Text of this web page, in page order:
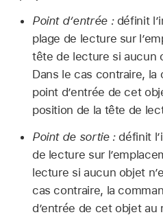
Point d’entrée :définit
plage de lecture sur
tête de lecture si aucun
Dans le cas contraire, la
point d’entrée de cet
position de la tête de
Point de sortie :définit
de lecture sur
lecture si aucun objet
cas contraire, la
d’entrée de cet objet au